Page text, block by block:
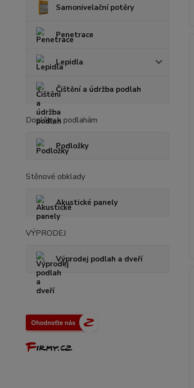
Samonivelační potěry
Penetrace
Lepidla
Čištění a údržba podlah
Doplňky k podlahám
Podložky
Stěnové obklady
Akustické panely
VÝPRODEJ
Výprodej podlah a dveří